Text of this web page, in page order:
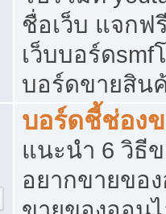
ชื่อเว็บ แจกฟ
เว็บบอร์ดsmf
บอร์ดขายสิน
บอร์ดชี้ช่อง
แนะนำ 6 วิธี
อยากขายขอ